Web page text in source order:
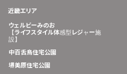
近畿エリア
ウェルビーみのお
【ライフスタイル体感型レジャー施
設】
中百舌鳥住宅公園
堺美原住宅公園